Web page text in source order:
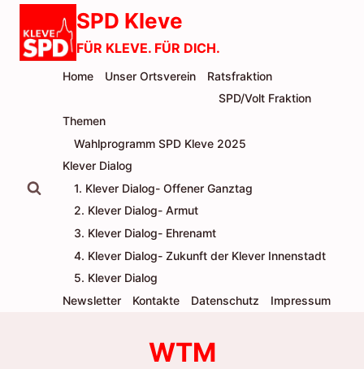
Inhalt
springen
SPD Kleve
FÜR KLEVE. FÜR DICH.
Home Unser Ortsverein
Ratsfraktion
SPD/Volt Fraktion
Themen
Wahlprogramm SPD Kleve 2025
Klever Dialog
1. Klever Dialog- Offener Ganztag
2. Klever Dialog- Armut
3. Klever Dialog- Ehrenamt
4. Klever Dialog- Zukunft der Klever Innenstadt
5. Klever Dialog
Newsletter
Kontakte Datenschutz Impressum
WTM